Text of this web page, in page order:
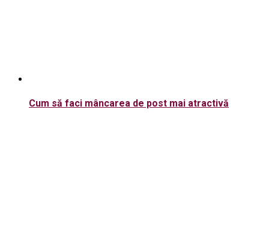
Cum să faci mâncarea de post mai atractivă